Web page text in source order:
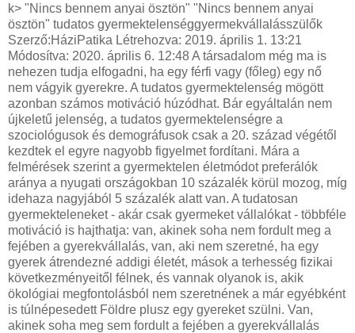
k> "Nincs bennem anyai ösztön" "Nincs bennem anyai
ösztön" tudatos gyermektelenséggyermekvállalásszülők
Szerző:HáziPatika Létrehozva: 2019. április 1. 13:21
Módosítva: 2020. április 6. 12:48 A társadalom még ma is
nehezen tudja elfogadni, ha egy férfi vagy (főleg) egy nő
nem vágyik gyerekre. A tudatos gyermektelenség mögött
azonban számos motiváció húzódhat. Bár egyáltalán nem
újkeletű jelenség, a tudatos gyermektelenségre a
szociológusok és demográfusok csak a 20. század végétől
kezdtek el egyre nagyobb figyelmet fordítani. Mára a
felmérések szerint a gyermektelen életmódot preferálók
aránya a nyugati országokban 10 százalék körül mozog, míg
idehaza nagyjából 5 százalék alatt van. A tudatosan
gyermekteleneket - akár csak gyermeket vállalókat - többféle
motiváció is hajthatja: van, akinek soha nem fordult meg a
fejében a gyerekvállalás, van, aki nem szeretné, ha egy
gyerek átrendezné addigi életét, mások a terhesség fizikai
következményeitől félnek, és vannak olyanok is, akik
ökológiai megfontolásból nem szeretnének a már egyébként
is túlnépesedett Földre plusz egy gyereket szülni. Van,
akinek soha meg sem fordult a fejében a gyerekvállalás